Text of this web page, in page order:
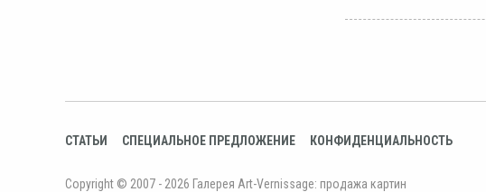
СТАТЬИ СПЕЦИАЛЬНОЕ ПРЕДЛОЖЕНИЕ КОНФИДЕНЦИАЛЬНОСТЬ
Copyright © 2007 - 2026 Галерея Art-Vernissage: продажа картин